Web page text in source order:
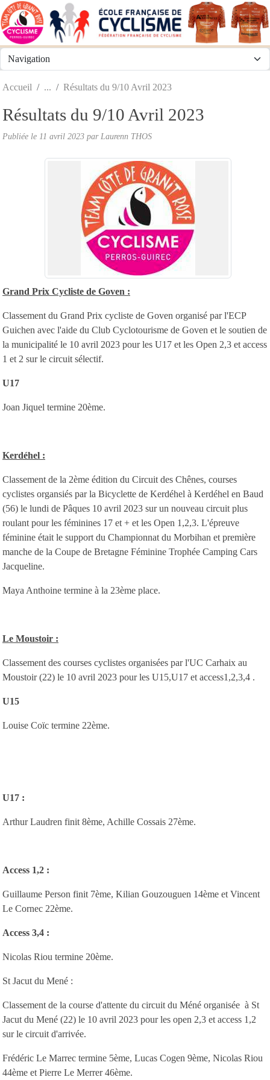
Accueil Résultats du 9/10 Avril 2023
Résultats du 9/10 Avril 2023
Publiée le 11 avril 2023 par Laurenn THOS
Grand Prix Cycliste de Goven :
Classement du Grand Prix cycliste de Goven organisé par l'ECP
Guichen avec l'aide du Club Cyclotourisme de Goven et le soutien de
la municipalité le 10 avril 2023 pour les U17 et les Open 2,3 et access
1 et 2 sur le circuit sélectif.
U17
Joan Jiquel termine 20ème.
Kerdéhel :
Classement de la 2ème édition du Circuit des Chênes, courses
cyclistes organsiés par la Bicyclette de Kerdéhel à Kerdéhel en Baud
(56) le lundi de Pâques 10 avril 2023 sur un nouveau circuit plus
roulant pour les féminines 17 et + et les Open 1,2,3. L'épreuve
féminine était le support du Championnat du Morbihan et première
manche de la Coupe de Bretagne Féminine Trophée Camping Cars
Jacqueline.
Maya Anthoine termine à la 23ème place.
Le Moustoir :
Classement des courses cyclistes organisées par l'UC Carhaix au
Moustoir (22) le 10 avril 2023 pour les U15,U17 et access1,2,3,4 .
U15
Louise Coïc termine 22ème.
U17 :
Arthur Laudren finit 8ème, Achille Cossais 27ème.
Access 1,2 :
Guillaume Person finit 7ème, Kilian Gouzouguen 14ème et Vincent
Le Cornec 22ème.
Access 3,4 :
Nicolas Riou termine 20ème.
St Jacut du Mené :
Classement de la course d'attente du circuit du Méné organisée à St
Jacut du Mené (22) le 10 avril 2023 pour les open 2,3 et access 1,2
sur le circuit d'arrivée.
Frédéric Le Marrec termine 5ème, Lucas Cogen 9ème, Nicolas Riou
44ème et Pierre Le Merrer 46ème.
Panneau de gestion des cookies